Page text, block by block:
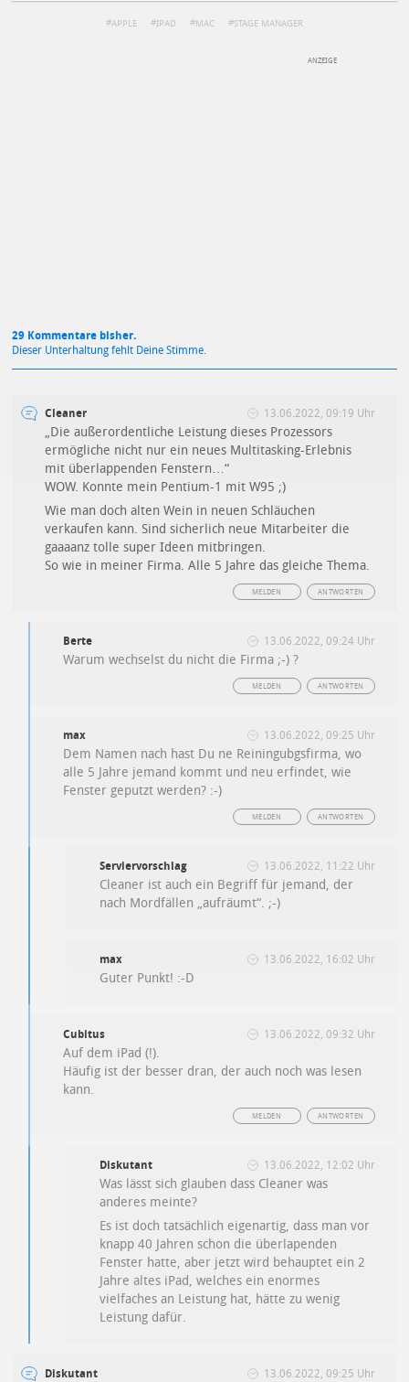
APPLE IPAD MAC STAGE MANAGER
29 Kommentare bisher.
Dieser Unterhaltung fehlt Deine Stimme.
Cleaner 13.06.2022, 09:19 Uhr
„Die außerordentliche Leistung dieses Prozessors
ermögliche nicht nur ein neues Multitasking-Erlebnis
mit überlappenden Fenstern…“
WOW. Konnte mein Pentium-1 mit W95 ;)
Wie man doch alten Wein in neuen Schläuchen
verkaufen kann. Sind sicherlich neue Mitarbeiter die
gaaaanz tolle super Ideen mitbringen.
So wie in meiner Firma. Alle 5 Jahre das gleiche Thema.
ANTWORTEN
MELDEN
Berte 13.06.2022, 09:24 Uhr
Warum wechselst du nicht die Firma ;-) ?
ANTWORTEN
MELDEN
max 13.06.2022, 09:25 Uhr
Dem Namen nach hast Du ne Reiningubgsfirma, wo
alle 5 Jahre jemand kommt und neu erfindet, wie
Fenster geputzt werden? :-)
ANTWORTEN
MELDEN
Serviervorschlag 13.06.2022, 11:22 Uhr
Cleaner ist auch ein Begriff für jemand, der
nach Mordfällen „aufräumt“. ;-)
max 13.06.2022, 16:02 Uhr
Guter Punkt! :-D
Cubitus 13.06.2022, 09:32 Uhr
Auf dem iPad (!).
Häufig ist der besser dran, der auch noch was lesen
kann.
ANTWORTEN
MELDEN
Diskutant 13.06.2022, 12:02 Uhr
Was lässt sich glauben dass Cleaner was
anderes meinte?
Es ist doch tatsächlich eigenartig, dass man vor
knapp 40 Jahren schon die überlapenden
Fenster hatte, aber jetzt wird behauptet ein 2
Jahre altes iPad, welches ein enormes
vielfaches an Leistung hat, hätte zu wenig
Leistung dafür.
Diskutant 13.06.2022, 09:25 Uhr